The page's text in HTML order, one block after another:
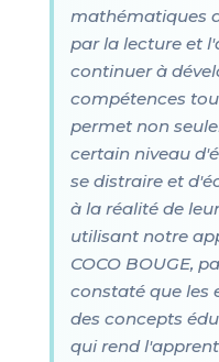
mathématiques
par la lecture et
continuer à
compétences
permet non
certain niveau
se distraire et
à la réalité de
utilisant notre
COCO BOUGE,
constaté que les
des concepts
qui rend